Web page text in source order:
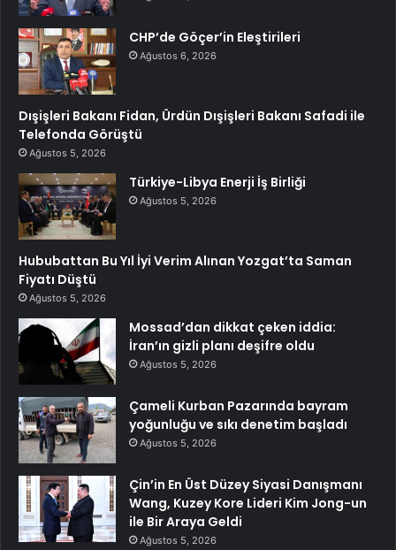
CHP’de Göçer’in Eleştirileri
Ağustos 6, 2026
Dışişleri Bakanı Fidan, Ürdün Dışişleri Bakanı Safadi ile
Telefonda Görüştü
Ağustos 5, 2026
Türkiye-Libya Enerji İş Birliği
Ağustos 5, 2026
Hububattan Bu Yıl İyi Verim Alınan Yozgat’ta Saman
Fiyatı Düştü
Ağustos 5, 2026
Mossad’dan dikkat çeken iddia:
İran’ın gizli planı deşifre oldu
Ağustos 5, 2026
Çameli Kurban Pazarında bayram
yoğunluğu ve sıkı denetim başladı
Ağustos 5, 2026
Çin’in En Üst Düzey Siyasi Danışmanı
Wang, Kuzey Kore Lideri Kim Jong-un
ile Bir Araya Geldi
Ağustos 5, 2026